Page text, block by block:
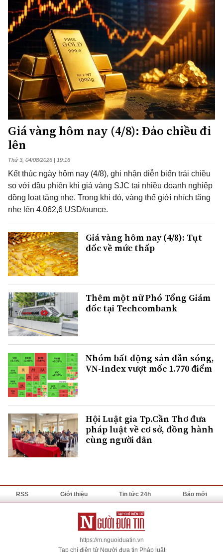
Giá vàng hôm nay (4/8): Đảo chiều đi
lên
Thứ 3, 04/08/2026 | 19:16
Kết thúc ngày hôm nay (4/8), ghi nhận diễn biến trái chiều
so với đầu phiên khi giá vàng SJC tại nhiều doanh nghiệp
đồng loạt tăng nhẹ. Trong khi đó, vàng thế giới nhích tăng
nhẹ lên 4.062,6 USD/ounce.
Giá vàng hôm nay (4/8): Tụt
dốc về mức thấp
Thêm một nữ Phó Tổng Giám
đốc tại Techcombank
Nhóm bất động sản dẫn sóng,
VN-Index vượt mốc 1.770 điểm
Hội Luật gia Tp.Cần Thơ đưa
pháp luật về cơ sở, đồng hành
cùng người dân
RSS Giới thiệu Tin tức 24h Báo mới
https://m.nguoiduatin.vn
Tạp chí điện tử Người đưa tin Pháp luật